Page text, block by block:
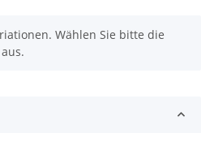
Wählen Sie bitte die